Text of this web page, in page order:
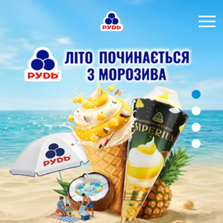
БРЕНДИ
ПРОДУКЦІЯ
КОМПАНІЯ
СПОЖИВАЧАМ
АКЦІЇ
ПРЕС-ЦЕНТР
ХОРЕКА
Тендерні закупівлі
Контакти